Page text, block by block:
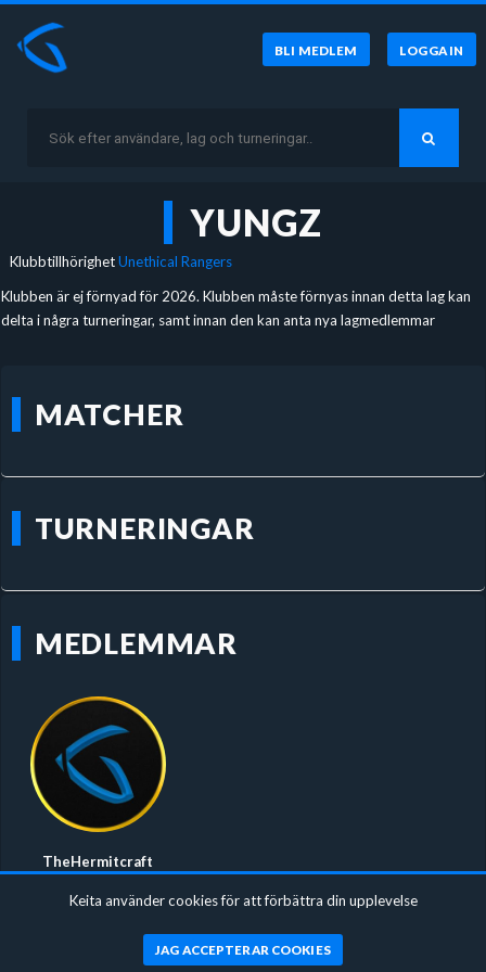
BLI MEDLEM LOGGA IN
YUNGZ
KlubbtillhörighetUnethical Rangers
Klubben är ej förnyad för 2026. Klubben måste förnyas innan detta lag kan
delta i några turneringar, samt innan den kan anta nya lagmedlemmar
MATCHER
TURNERINGAR
MEDLEMMAR
TheHermitcraft
Keita använder cookies för att förbättra din upplevelse
JAG ACCEPTERAR COOKIES